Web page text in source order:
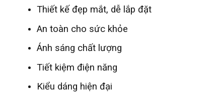
Thiết kế đẹp mắt, dễ lắp đặt
An toàn cho sức khỏe
Ánh sáng chất lượng
Tiết kiệm điện năng
Kiểu dáng hiện đại